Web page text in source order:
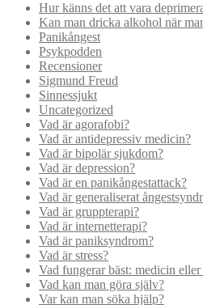
Hur känns det att vara
Kan man dricka alkohol när
Panikångest
Psykpodden
Recensioner
Sigmund Freud
Sinnessjukt
Uncategorized
Vad är agorafobi?
Vad är antidepressiv medicin?
Vad är bipolär sjukdom?
Vad är depression?
Vad är en panikångestattack?
Vad är generaliserat
Vad är gruppterapi?
Vad är internetterapi?
Vad är paniksyndrom?
Vad är stress?
Vad fungerar bäst: medicin eller
Vad kan man göra själv?
Var kan man söka hjälp?